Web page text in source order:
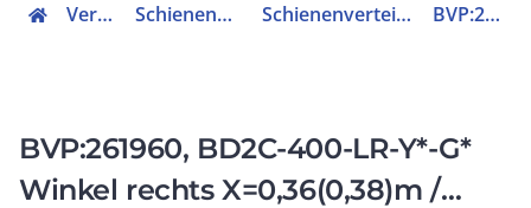
Verteiler Schienenverteiler Schienenverteilereinheit BVP:261960
BVP:261960, BD2C-400-LR-Y*-G*
Winkel rechts X=0,36(0,38)m /